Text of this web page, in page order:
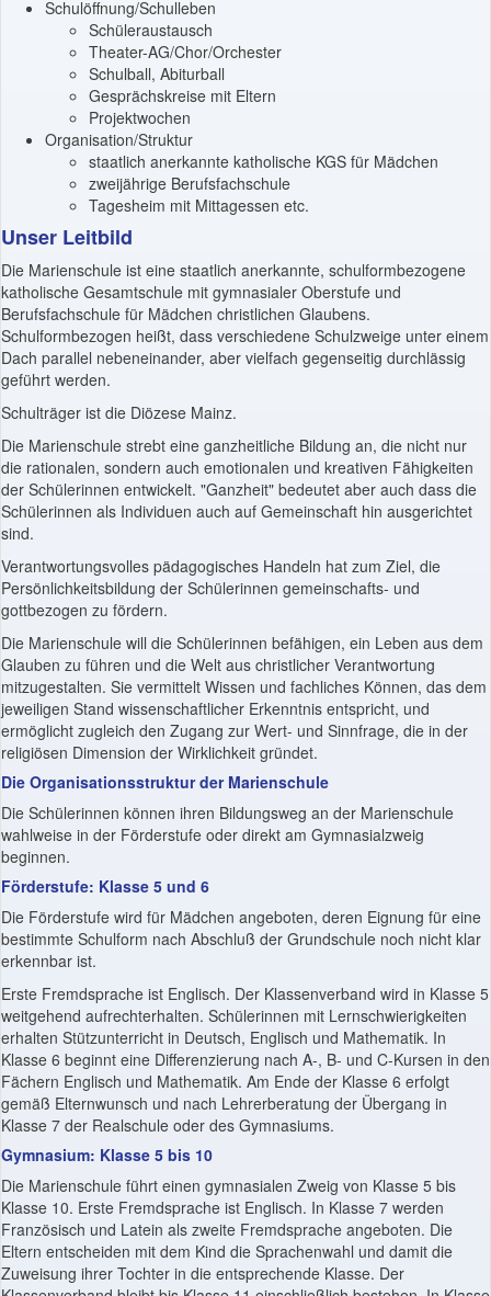
Schulöffnung/Schulleben
Schüleraustausch
Theater-AG/Chor/Orchester
Schulball, Abiturball
Gesprächskreise mit Eltern
Projektwochen
Organisation/Struktur
staatlich anerkannte katholische KGS für Mädchen
zweijährige Berufsfachschule
Tagesheim mit Mittagessen etc.
Unser Leitbild
Die Marienschule ist eine staatlich anerkannte, schulformbezogene
katholische Gesamtschule mit gymnasialer Oberstufe und
Berufsfachschule für Mädchen christlichen Glaubens.
Schulformbezogen heißt, dass verschiedene Schulzweige unter einem
Dach parallel nebeneinander, aber vielfach gegenseitig durchlässig
geführt werden.
Schulträger ist die Diözese Mainz.
Die Marienschule strebt eine ganzheitliche Bildung an, die nicht nur
die rationalen, sondern auch emotionalen und kreativen Fähigkeiten
der Schülerinnen entwickelt. "Ganzheit" bedeutet aber auch dass die
Schülerinnen als Individuen auch auf Gemeinschaft hin ausgerichtet
sind.
Verantwortungsvolles pädagogisches Handeln hat zum Ziel, die
Persönlichkeitsbildung der Schülerinnen gemeinschafts- und
gottbezogen zu fördern.
Die Marienschule will die Schülerinnen befähigen, ein Leben aus dem
Glauben zu führen und die Welt aus christlicher Verantwortung
mitzugestalten. Sie vermittelt Wissen und fachliches Können, das dem
jeweiligen Stand wissenschaftlicher Erkenntnis entspricht, und
ermöglicht zugleich den Zugang zur Wert- und Sinnfrage, die in der
religiösen Dimension der Wirklichkeit gründet.
Die Organisationsstruktur der Marienschule
Die Schülerinnen können ihren Bildungsweg an der Marienschule
wahlweise in der Förderstufe oder direkt am Gymnasialzweig
beginnen.
Förderstufe: Klasse 5 und 6
Die Förderstufe wird für Mädchen angeboten, deren Eignung für eine
bestimmte Schulform nach Abschluß der Grundschule noch nicht klar
erkennbar ist.
Erste Fremdsprache ist Englisch. Der Klassenverband wird in Klasse 5
weitgehend aufrechterhalten. Schülerinnen mit Lernschwierigkeiten
erhalten Stützunterricht in Deutsch, Englisch und Mathematik. In
Klasse 6 beginnt eine Differenzierung nach A-, B- und C-Kursen in den
Fächern Englisch und Mathematik. Am Ende der Klasse 6 erfolgt
gemäß Elternwunsch und nach Lehrerberatung der Übergang in
Klasse 7 der Realschule oder des Gymnasiums.
Gymnasium: Klasse 5 bis 10
Die Marienschule führt einen gymnasialen Zweig von Klasse 5 bis
Klasse 10. Erste Fremdsprache ist Englisch. In Klasse 7 werden
Französisch und Latein als zweite Fremdsprache angeboten. Die
Eltern entscheiden mit dem Kind die Sprachenwahl und damit die
Zuweisung ihrer Tochter in die entsprechende Klasse. Der